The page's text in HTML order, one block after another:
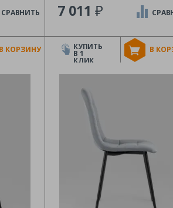
В КОРЗИНУ
СРАВНИТЬ 7 011 ₽
В
КУПИТЬ
В 1
КЛИК